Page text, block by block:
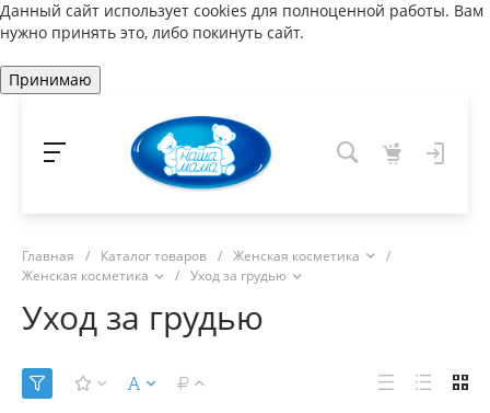
Данный сайт использует cookies для полноценной работы. Вам
нужно принять это, либо покинуть сайт.
Принимаю
Главная / Каталог товаров / Женская косметика
/
Женская косметика
/ Уход за грудью
Уход за грудью